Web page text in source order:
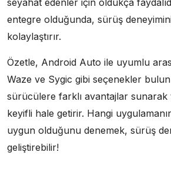
seyahat edenler için oldukça
entegre olduğunda, sürüş
kolaylaştırır.
Özetle, Android Auto ile uyumlu
Waze ve Sygic gibi seçenekler
sürücülere farklı avantajlar sunarak
keyifli hale getirir. Hangi
uygun olduğunu denemek, sürüş
geliştirebilir!